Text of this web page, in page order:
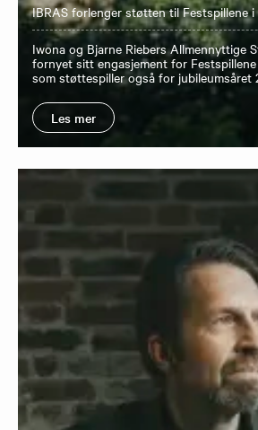
IBRAS forlenger støtten til Festspillene i
Iwona og Bjarne Riebers Allmennyttige
fornyet sitt engasjement for
som støttespiller også for jubileumsåret
Les mer